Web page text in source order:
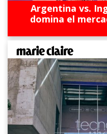
Argentina vs.
domina el